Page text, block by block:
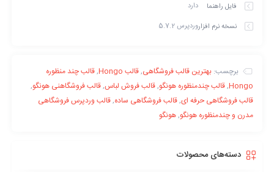
2.1
1.1.8 6 سال ago
به نسخه جدید بروز شده است
1.1.7 6 سال ago
فایل راهنما
دارد
نسخه نرم افزاروردپرس 5.7.2
برچسب: بهترین قالب فروشگاهی,قالب Hongo ,قالب چند منظوره
Hongo
,قالب چندمنظوره هونگو,قالب فروش لباس,قالب فروشگاهنی هونگو,
قالب فروشگاهی حرفه ای,قالب فروشگاهی ساده,قالب وردپرس فروشگاهی
مدرن و چندمنظوره هونگو,هونگو
دسته‌های محصولات